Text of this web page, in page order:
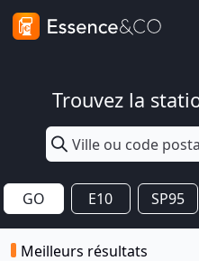
Trouvez la
GO E10 SP95
Meilleurs résultats